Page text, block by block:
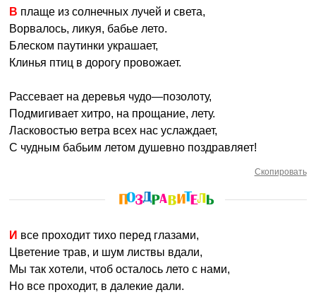
В плаще из солнечных лучей и света,
Ворвалось, ликуя, бабье лето.
Блеском паутинки украшает,
Клинья птиц в дорогу провожает.
Рассевает на деревья чудо—позолоту,
Подмигивает хитро, на прощание, лету.
Ласковостью ветра всех нас услаждает,
С чудным бабьим летом душевно поздравляет!
Скопировать
И все проходит тихо перед глазами,
Цветение трав, и шум листвы вдали,
Мы так хотели, чтоб осталось лето с нами,
Но все проходит, в далекие дали.